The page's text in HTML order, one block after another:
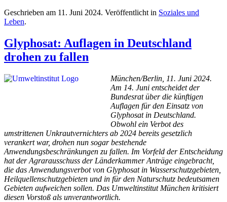
Geschrieben am 11. Juni 2024. Veröffentlicht in Soziales und
Leben.
Glyphosat: Auflagen in Deutschland
drohen zu fallen
München/Berlin, 11. Juni 2024.
Am 14. Juni entscheidet der
Bundesrat über die künftigen
Auflagen für den Einsatz von
Glyphosat in Deutschland.
Obwohl ein Verbot des
umstrittenen Unkrautvernichters ab 2024 bereits gesetzlich
verankert war, drohen nun sogar bestehende
Anwendungsbeschränkungen zu fallen. Im Vorfeld der Entscheidung
hat der Agrarausschuss der Länderkammer Anträge eingebracht,
die das Anwendungsverbot von Glyphosat in Wasserschutzgebieten,
Heilquellenschutzgebieten und in für den Naturschutz bedeutsamen
Gebieten aufweichen sollen. Das Umweltinstitut München kritisiert
diesen Vorstoß als unverantwortlich.